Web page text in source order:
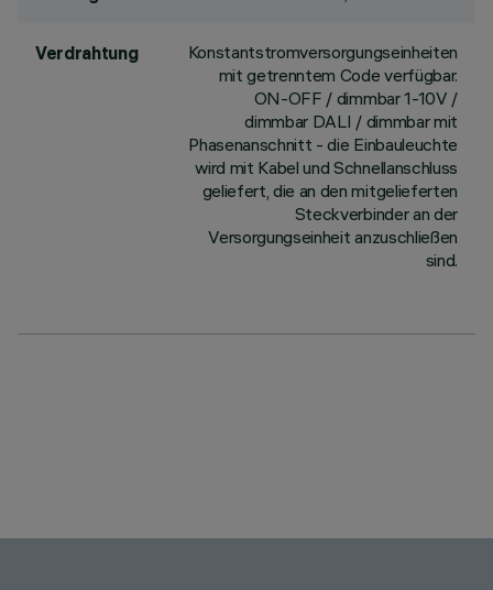
Verdrahtung
Konstantstromversorgungseinheiten
mit getrenntem Code verfügbar.
ON-OFF / dimmbar 1-10V /
dimmbar DALI / dimmbar mit
Phasenanschnitt - die Einbauleuchte
wird mit Kabel und Schnellanschluss
geliefert, die an den mitgelieferten
Steckverbinder an der
Versorgungseinheit anzuschließen
sind.